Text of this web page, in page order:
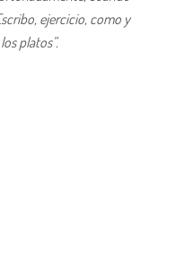
ejercicio, como y
platos”.